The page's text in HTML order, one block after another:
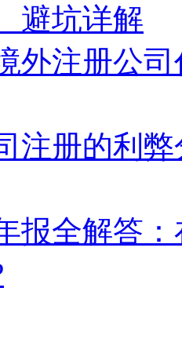
避坑详解
外注册公
注册的利
报全解答